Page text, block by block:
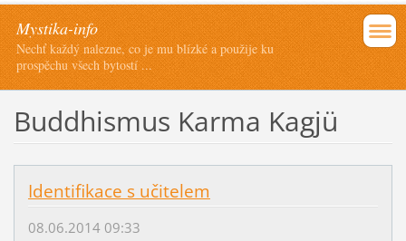
Mystika-info
Nechť každý nalezne, co je mu blízké a použije ku
prospěchu všech bytostí ...
Buddhismus Karma Kagjü
Identifikace s učitelem
08.06.2014 09:33